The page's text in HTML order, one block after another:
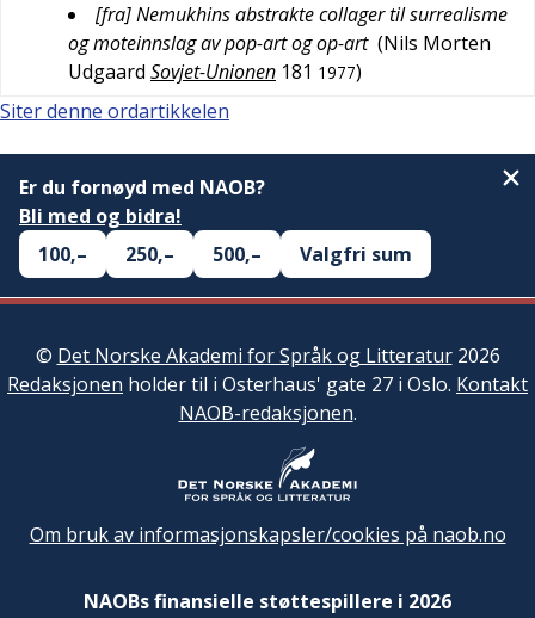
[fra] Nemukhins abstrakte collager til surrealisme
og moteinnslag av pop-art og op-art (Nils Morten
Udgaard Sovjet-Unionen 181 1977)
Siter denne ordartikkelen
Er du fornøyd med NAOB?
Bli med og bidra!
100,–
250,– 500,– Valgfri sum
© Det Norske Akademi for Språk og Litteratur2026
Redaksjonen holder til i Osterhaus' gate 27 i Oslo. Kontakt
NAOB-redaksjonen.
Om bruk av informasjonskapsler/cookies på naob.no
NAOBs finansielle støttespillere i 2026